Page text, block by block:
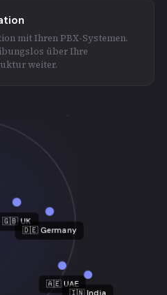
mit Ihren PBX-Systemen.
über Ihre
weiter.
🇬🇧 UK
🇩🇪 Germany
🇦🇪 UAE